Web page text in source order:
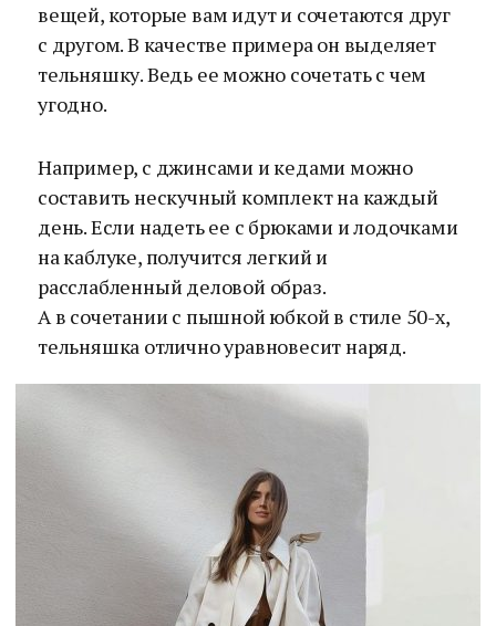
вещей, которые вам идут и сочетаются друг
с другом. В качестве примера он выделяет
тельняшку. Ведь ее можно сочетать с чем
угодно.
Например, с джинсами и кедами можно
составить нескучный комплект на каждый
день. Если надеть ее с брюками и лодочками
на каблуке, получится легкий и
расслабленный деловой образ.
А в сочетании с пышной юбкой в стиле 50-х,
тельняшка отлично уравновесит наряд.